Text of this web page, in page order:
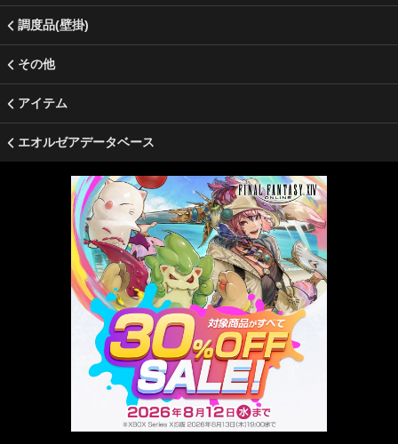
調度品(壁掛)
その他
アイテム
エオルゼアデータベース